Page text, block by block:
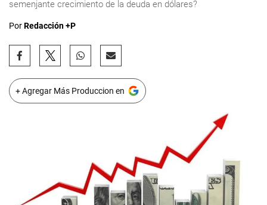
semenjante crecimiento de la deuda en dólares?
PorRedacción +P
+ Agregar Más Produccion en